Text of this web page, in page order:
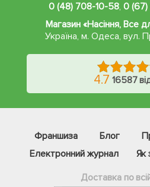
0 (48) 708-10-58, 0
Магазин «Насіння, Все
Україна, м. Одеса,вул.
4.7 16587
Франшиза Блог
Електронний журнал
Як
Доставка по